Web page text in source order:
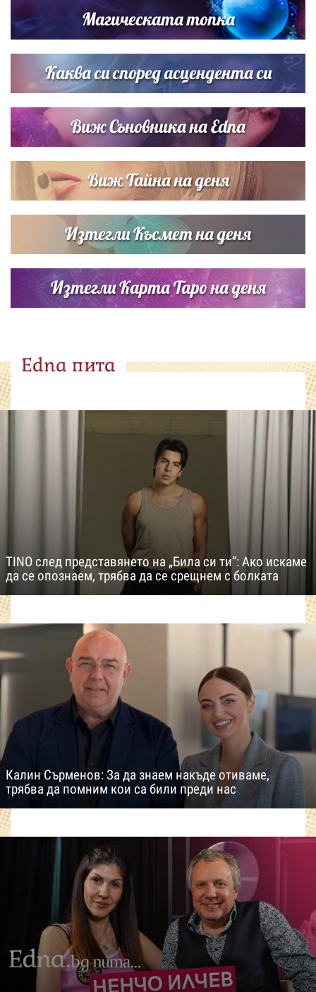
„Тук сме най-щастливи“: Радина Кърджилова и Пламен
Димов издадоха своето любимо място
Магическата топка
Каква си според асцендента си
Виж Съновника на Edna
Виж Тайна на деня
Изтегли Късмет на деня
Изтегли Карта Таро на деня
Edna пита
TINO след представянето на „Била си ти“: Ако искаме
да се опознаем, трябва да се срещнем с болката
Калин Сърменов: За да знаем накъде отиваме,
трябва да помним кои са били преди нас